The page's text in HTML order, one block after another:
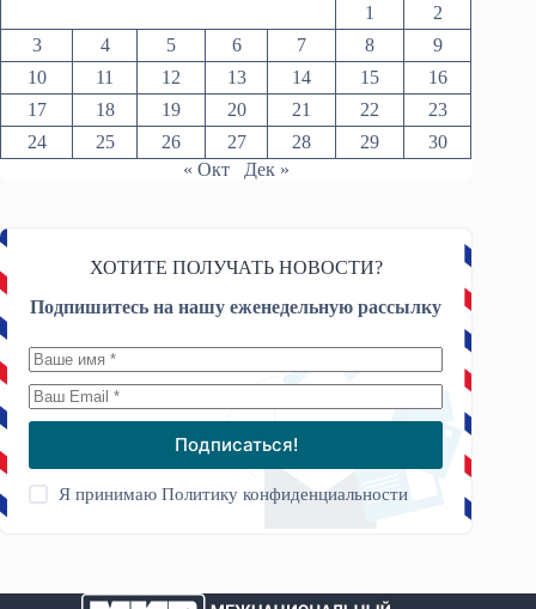
1
2
3
4 5 6 7 8
9
10
11 12 13 14 15
16
17
18 19 20 21 22
23
24
25 26 27 28 29
30
« Окт
Дек »
ХОТИТЕ ПОЛУЧАТЬ НОВОСТИ?
Подпишитесь на нашу еженедельную рассылку
Подписаться!
Я принимаюПолитику конфиденциальности